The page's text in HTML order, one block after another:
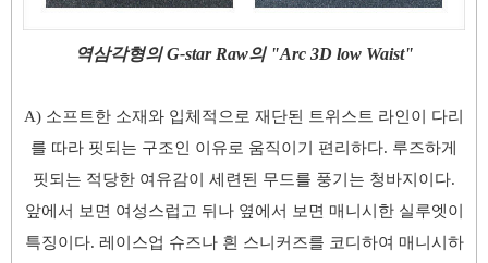
역삼각형의 G-star Raw의 "Arc 3D low Waist"
A) 소프트한 소재와 입체적으로 재단된 트위스트 라인이 다리
를 따라 핏되는 구조인 이유로 움직이기 편리하다. 루즈하게
핏되는 적당한 여유감이 세련된 무드를 풍기는 청바지이다.
앞에서 보면 여성스럽고 뒤나 옆에서 보면 매니시한 실루엣이
특징이다. 레이스업 슈즈나 흰 스니커즈를 코디하여 매니시하